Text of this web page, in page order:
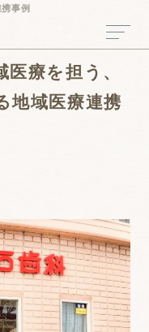
事例
医療を担う、
地域医療連携